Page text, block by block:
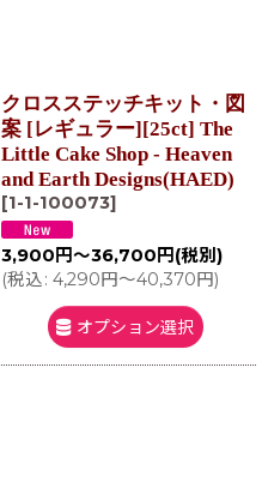
クロスステッチキット・図
案 [レギュラー][25ct] The
Little Cake Shop - Heaven
and Earth Designs(HAED)
[1-1-100073]
3,900 円～36,700 円 (税別)
(税込: 4,290円～40,370円)
オプション選択